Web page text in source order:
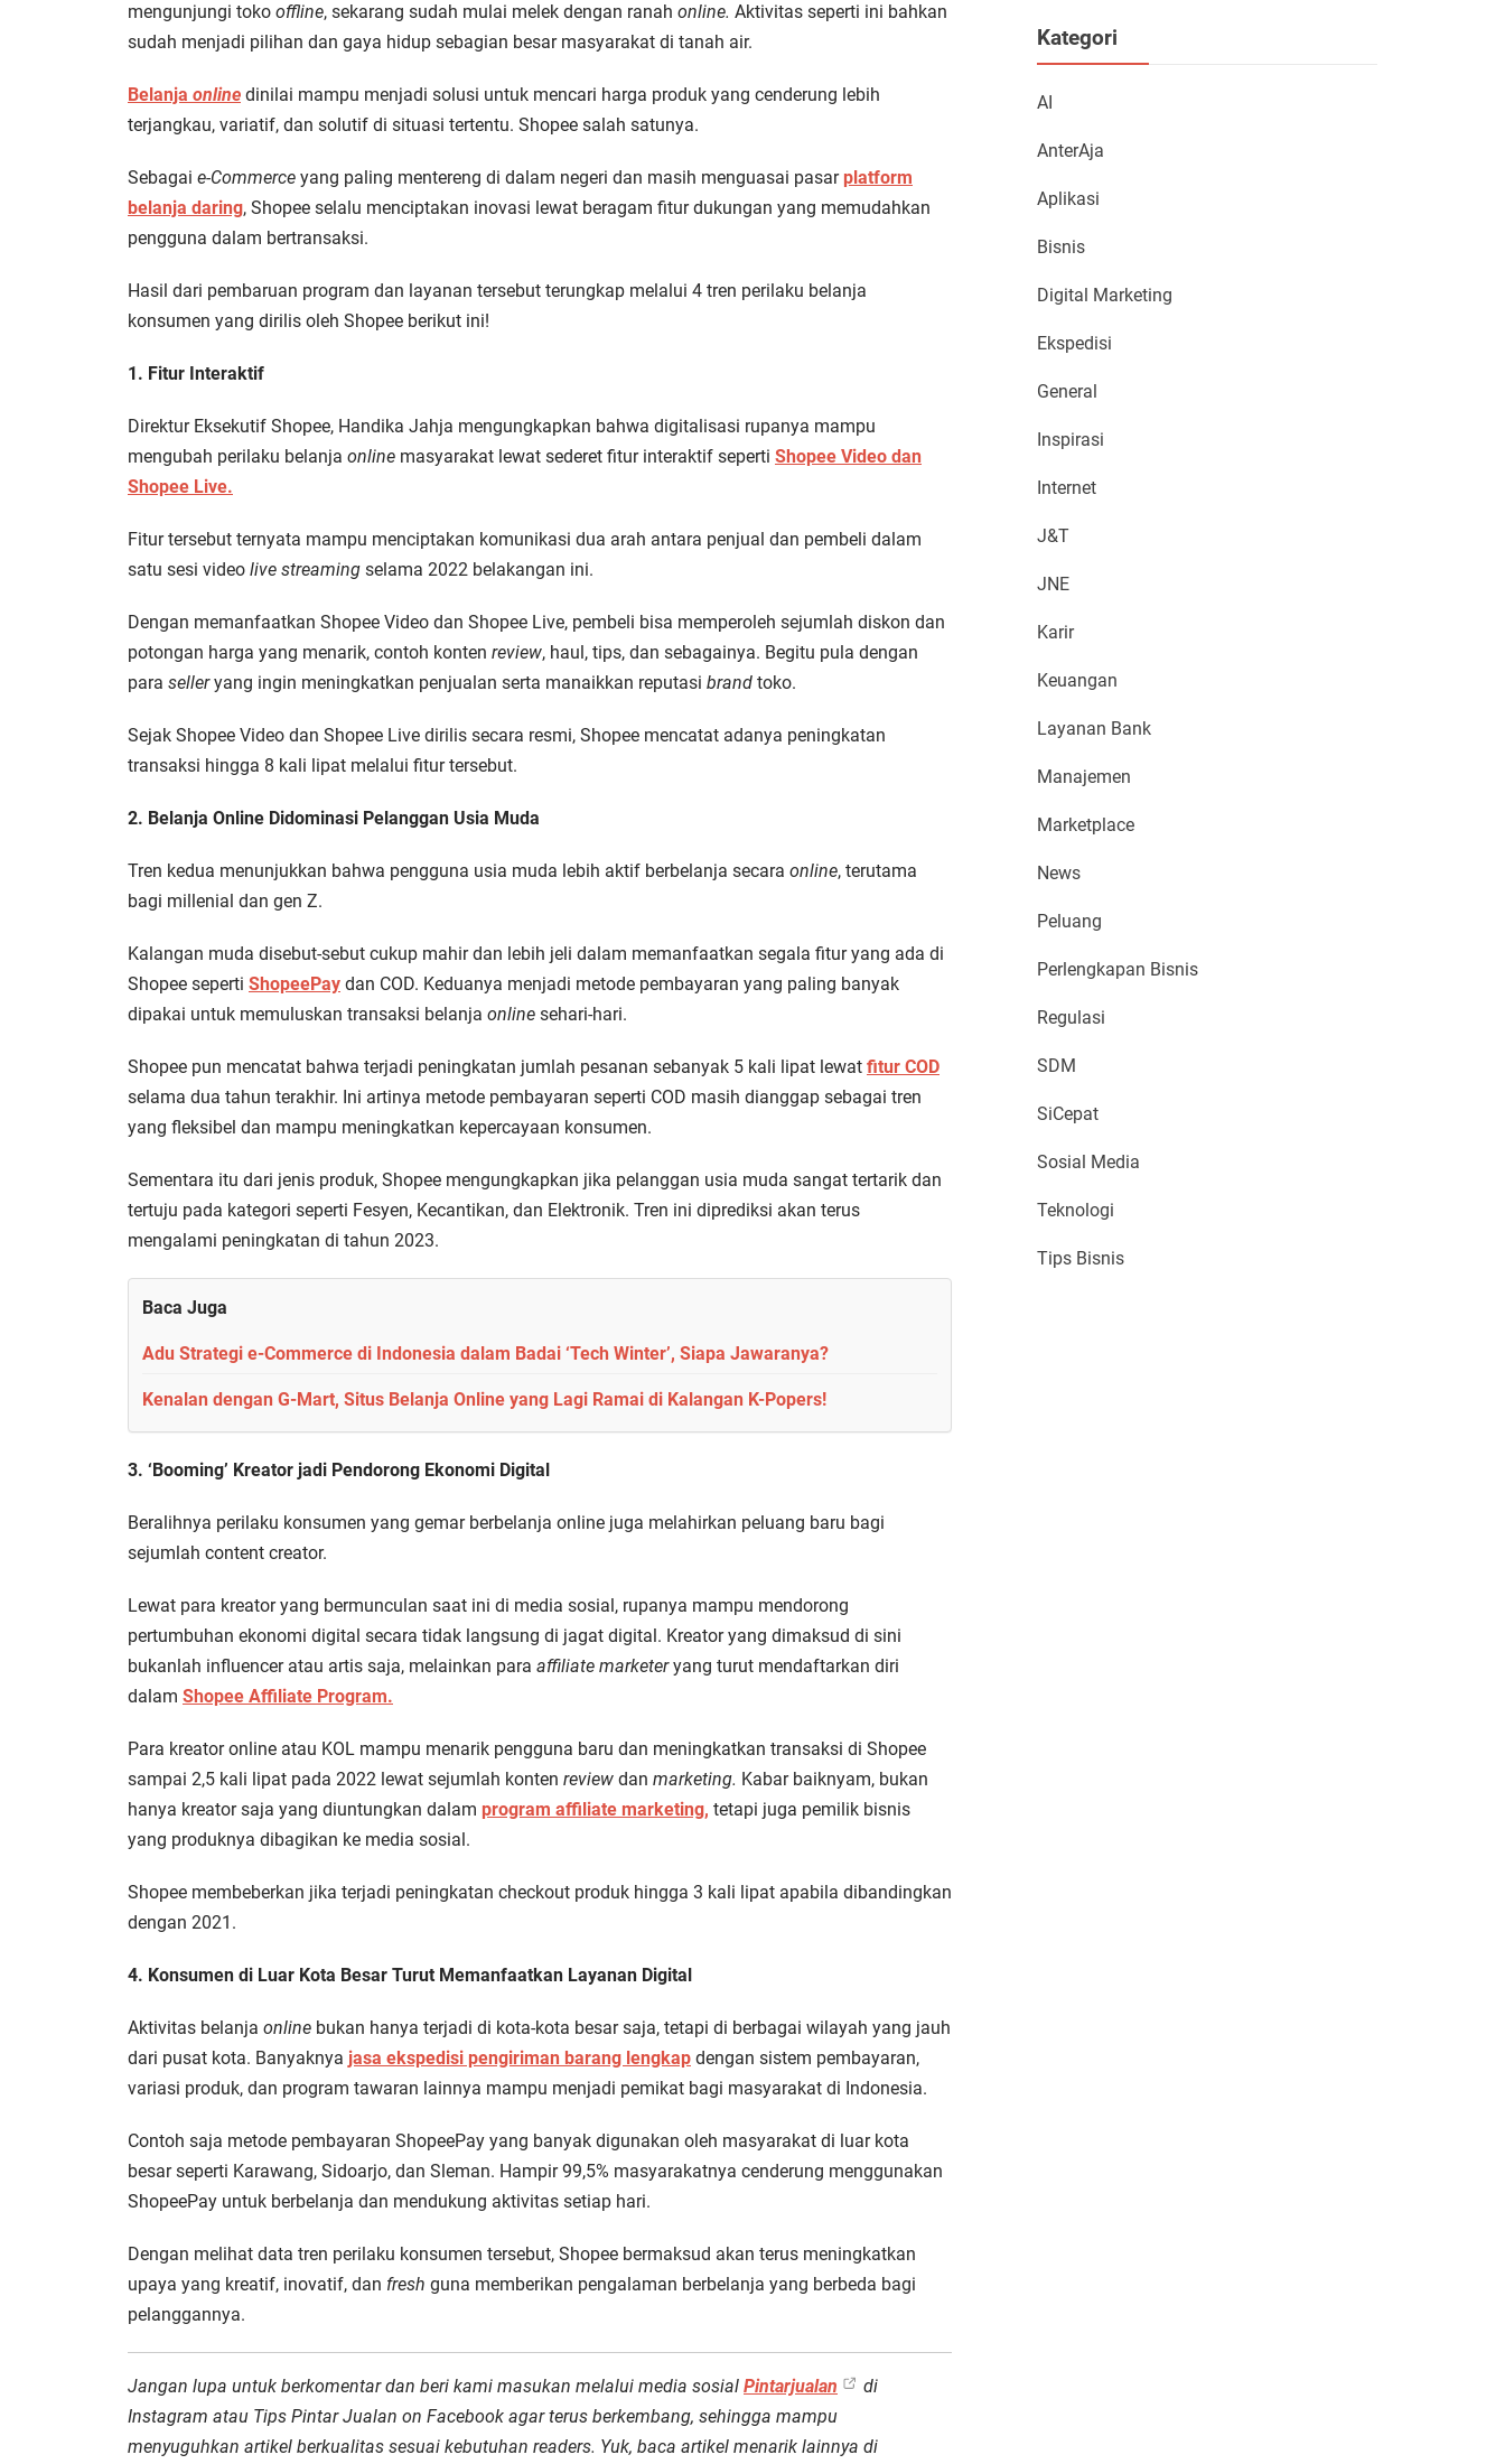
mengunjungi toko offline, sekarang sudah mulai melek dengan ranah online. Aktivitas seperti ini bahkan
sudah menjadi pilihan dan gaya hidup sebagian besar masyarakat di tanah air.
Belanja online dinilai mampu menjadi solusi untuk mencari harga produk yang cenderung lebih
terjangkau, variatif, dan solutif di situasi tertentu. Shopee salah satunya.
Sebagai e-Commerce yang paling mentereng di dalam negeri dan masih menguasai pasarplatform
belanja daring, Shopee selalu menciptakan inovasi lewat beragam fitur dukungan yang memudahkan
pengguna dalam bertransaksi.
Hasil dari pembaruan program dan layanan tersebut terungkap melalui 4 tren perilaku belanja
konsumen yang dirilis oleh Shopee berikut ini!
1. Fitur Interaktif
Direktur Eksekutif Shopee, Handika Jahja mengungkapkan bahwa digitalisasi rupanya mampu
mengubah perilaku belanja online masyarakat lewat sederet fitur interaktif seperti Shopee Video dan
Shopee Live.
Fitur tersebut ternyata mampu menciptakan komunikasi dua arah antara penjual dan pembeli dalam
satu sesi video live streaming selama 2022 belakangan ini.
Dengan memanfaatkan Shopee Video dan Shopee Live, pembeli bisa memperoleh sejumlah diskon dan
potongan harga yang menarik, contoh konten review, haul, tips, dan sebagainya. Begitu pula dengan
para selleryang ingin meningkatkan penjualan serta manaikkan reputasi brand toko.
Sejak Shopee Video dan Shopee Live dirilis secara resmi, Shopee mencatat adanya peningkatan
transaksi hingga 8 kali lipat melalui fitur tersebut.
2. Belanja Online Didominasi Pelanggan Usia Muda
Tren kedua menunjukkan bahwa pengguna usia muda lebih aktif berbelanja secara online, terutama
bagi millenial dan gen Z.
Kalangan muda disebut-sebut cukup mahir dan lebih jeli dalam memanfaatkan segala fitur yang ada di
Shopee seperti ShopeePay dan COD. Keduanya menjadi metode pembayaran yang paling banyak
dipakai untuk memuluskan transaksi belanja online sehari-hari.
Shopee pun mencatat bahwa terjadi peningkatan jumlah pesanan sebanyak 5 kali lipat lewat fitur COD
selama dua tahun terakhir. Ini artinya metode pembayaran seperti COD masih dianggap sebagai tren
yang fleksibel dan mampu meningkatkan kepercayaan konsumen.
Sementara itu dari jenis produk, Shopee mengungkapkan jika pelanggan usia muda sangat tertarik dan
tertuju pada kategori seperti Fesyen, Kecantikan, dan Elektronik. Tren ini diprediksi akan terus
mengalami peningkatan di tahun 2023.
Baca Juga
Adu Strategi e-Commerce di Indonesia dalam Badai ‘Tech Winter’, Siapa Jawaranya?
Kenalan dengan G-Mart, Situs Belanja Online yang Lagi Ramai di Kalangan K-Popers!
3. ‘Booming’ Kreator jadi Pendorong Ekonomi Digital
Beralihnya perilaku konsumen yang gemar berbelanja online juga melahirkan peluang baru bagi
sejumlah content creator.
Lewat para kreator yang bermunculan saat ini di media sosial, rupanya mampu mendorong
pertumbuhan ekonomi digital secara tidak langsung di jagat digital. Kreator yang dimaksud di sini
bukanlah influencer atau artis saja, melainkan para affiliate marketeryang turut mendaftarkan diri
dalam Shopee Affiliate Program.
Para kreator online atau KOL mampu menarik pengguna baru dan meningkatkan transaksi di Shopee
sampai 2,5 kali lipat pada 2022 lewat sejumlah konten review dan marketing. Kabar baiknyam, bukan
hanya kreator saja yang diuntungkan dalam program affiliate marketing, tetapi juga pemilik bisnis
yang produknya dibagikan ke media sosial.
Shopee membeberkan jika terjadi peningkatan checkout produk hingga 3 kali lipat apabila dibandingkan
dengan 2021.
4. Konsumen di Luar Kota Besar Turut Memanfaatkan Layanan Digital
Aktivitas belanja online bukan hanya terjadi di kota-kota besar saja, tetapi di berbagai wilayah yang jauh
dari pusat kota. Banyaknya jasa ekspedisi pengiriman barang lengkap dengan sistem pembayaran,
variasi produk, dan program tawaran lainnya mampu menjadi pemikat bagi masyarakat di Indonesia.
Contoh saja metode pembayaran ShopeePay yang banyak digunakan oleh masyarakat di luar kota
besar seperti Karawang, Sidoarjo, dan Sleman. Hampir 99,5% masyarakatnya cenderung menggunakan
ShopeePay untuk berbelanja dan mendukung aktivitas setiap hari.
Dengan melihat data tren perilaku konsumen tersebut, Shopee bermaksud akan terus meningkatkan
upaya yang kreatif, inovatif, dan fresh guna memberikan pengalaman berbelanja yang berbeda bagi
pelanggannya.
Jangan lupa untuk berkomentar dan beri kami masukan melalui media sosial Pintarjualan
di
Instagram atau Tips Pintar Jualan on Facebook agar terus berkembang, sehingga mampu
menyuguhkan artikel berkualitas sesuai kebutuhan readers. Yuk, baca artikel menarik lainnya di
Kategori
AI
AnterAja
Aplikasi
Bisnis
Digital Marketing
Ekspedisi
General
Inspirasi
Internet
J&T
JNE
Karir
Keuangan
Layanan Bank
Manajemen
Marketplace
News
Peluang
Perlengkapan Bisnis
Regulasi
SDM
SiCepat
Sosial Media
Teknologi
Tips Bisnis